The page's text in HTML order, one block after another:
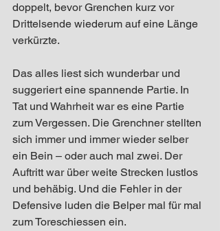
doppelt, bevor Grenchen kurz vor
Drittelsende wiederum auf eine Länge
verkürzte.
Das alles liest sich wunderbar und
suggeriert eine spannende Partie. In
Tat und Wahrheit war es eine Partie
zum Vergessen. Die Grenchner stellten
sich immer und immer wieder selber
ein Bein – oder auch mal zwei. Der
Auftritt war über weite Strecken lustlos
und behäbig. Und die Fehler in der
Defensive luden die Belper mal für mal
zum Toreschiessen ein.